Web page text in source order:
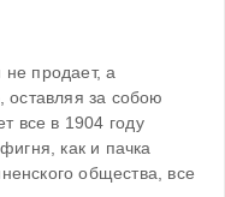
не продает, а
оставляя за собою
все в 1904 году
как и пачка
общества, все